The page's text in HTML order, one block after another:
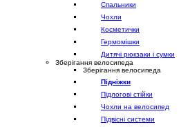
Спальники
Чохли
Косметички
Гермомішки
Дитячі рюкзаки і сумки
Зберігання велосипеда
Зберігання велосипеда
Підніжки
Підлогові стійки
Чохли на велосипед
Підвісні системи